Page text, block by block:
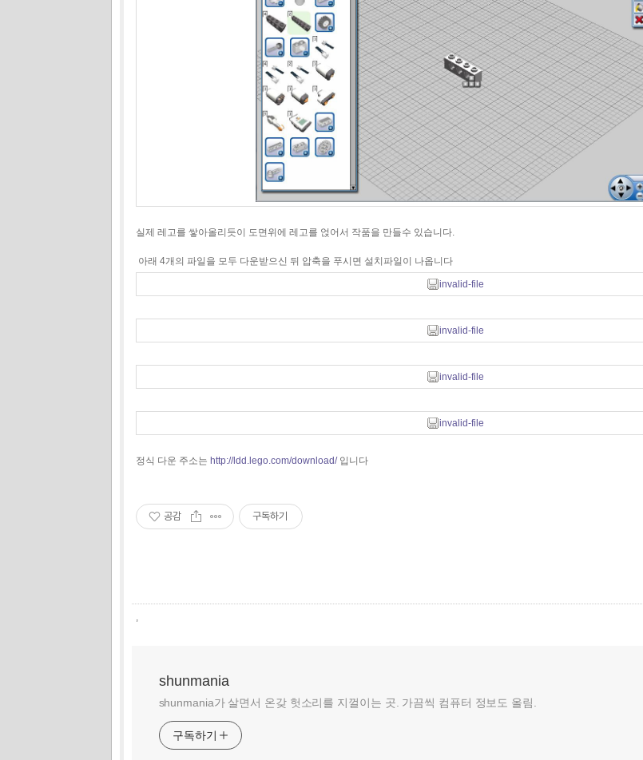
실제 레고를 쌓아올리듯이 도면위에 레고를 얹어서 작품을 만들수 있습니다.
아래 4개의 파일을 모두 다운받으신 뒤 압축을 푸시면 설치파일이 나옵니다
invalid-file
invalid-file
invalid-file
invalid-file
정식 다운 주소는 http://ldd.lego.com/download/입니다
공감 구독하기
shunmania
shunmania가 살면서 온갖 헛소리를 지껄이는 곳. 가끔씩 컴퓨터 정보도 올림.
구독하기